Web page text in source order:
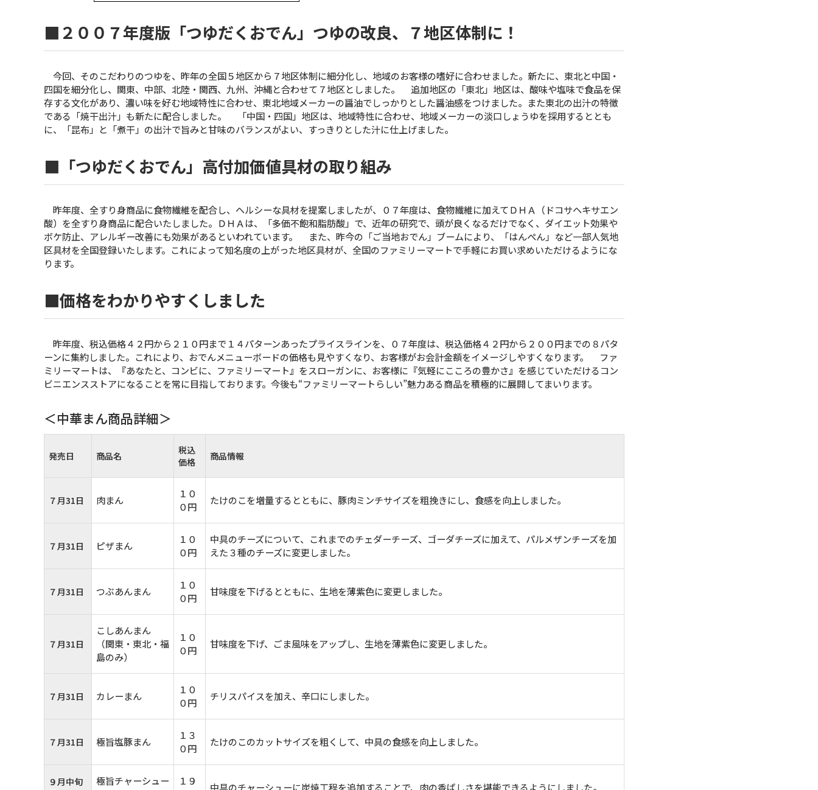
■２００７年度版「つゆだくおでん」つゆの改良、７地区体制に！
今回、そのこだわりのつゆを、昨年の全国５地区から７地区体制に細分化し、地域のお客様の嗜好に合わせました。新たに、東北と中国・
四国を細分化し、関東、中部、北陸・関西、九州、沖縄と合わせて７地区としました。 追加地区の「東北」地区は、酸味や塩味で食品を保
存する文化があり、濃い味を好む地域特性に合わせ、東北地域メーカーの醤油でしっかりとした醤油感をつけました。また東北の出汁の特徴
である「焼干出汁」も新たに配合しました。 「中国・四国」地区は、地域特性に合わせ、地域メーカーの淡口しょうゆを採用するととも
に、「昆布」と「煮干」の出汁で旨みと甘味のバランスがよい、すっきりとした汁に仕上げました。
■「つゆだくおでん」高付加価値具材の取り組み
昨年度、全すり身商品に食物繊維を配合し、ヘルシーな具材を提案しましたが、０７年度は、食物繊維に加えてＤＨＡ（ドコサヘキサエン
酸）を全すり身商品に配合いたしました。ＤＨＡは、「多価不飽和脂肪酸」で、近年の研究で、頭が良くなるだけでなく、ダイエット効果や
ボケ防止、アレルギー改善にも効果があるといわれています。 また、昨今の「ご当地おでん」ブームにより、「はんぺん」など一部人気地
区具材を全国登録いたします。これによって知名度の上がった地区具材が、全国のファミリーマートで手軽にお買い求めいただけるようにな
ります。
■価格をわかりやすくしました
昨年度、税込価格４２円から２１０円まで１４パターンあったプライスラインを、０７年度は、税込価格４２円から２００円までの８パタ
ーンに集約しました。これにより、おでんメニューボードの価格も見やすくなり、お客様がお会計金額をイメージしやすくなります。 ファ
ミリーマートは、『あなたと、コンビに、ファミリーマート』をスローガンに、お客様に『気軽にこころの豊かさ』を感じていただけるコン
ビニエンスストアになることを常に目指しております。今後も“ファミリーマートらしい”魅力ある商品を積極的に展開してまいります。
＜中華まん商品詳細＞
発売日 商品名
税込
価格
商品情報
７月31日 肉まん
１０
０円
たけのこを増量するとともに、豚肉ミンチサイズを粗挽きにし、食感を向上しました。
７月31日 ピザまん
１０
０円
中具のチーズについて、これまでのチェダーチーズ、ゴーダチーズに加えて、パルメザンチーズを加
えた３種のチーズに変更しました。
７月31日 つぶあんまん
１０
０円
甘味度を下げるとともに、生地を薄紫色に変更しました。
７月31日
こしあんまん
（関東・東北・福
島のみ）
１０
０円
甘味度を下げ、ごま風味をアップし、生地を薄紫色に変更しました。
７月31日 カレーまん
１０
０円
チリスパイスを加え、辛口にしました。
７月31日 極旨塩豚まん
１３
０円
たけのこのカットサイズを粗くして、中具の食感を向上しました。
９月中旬
極旨チャーシュー
１９
中具のチャーシューに炭焼工程を追加することで、肉の香ばしさを堪能できるようにしました。